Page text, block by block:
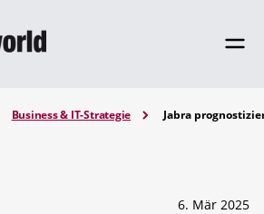
Business & IT-Strategie Jabra
6. Mär 2025